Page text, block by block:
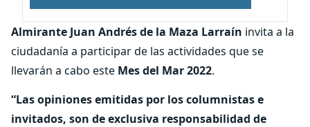
Almirante Juan Andrés de la Maza Larraín invita a la
ciudadanía a participar de las actividades que se
llevarán a cabo este Mes del Mar 2022.
“Las opiniones emitidas por los columnistas e
invitados, son de exclusiva responsabilidad de